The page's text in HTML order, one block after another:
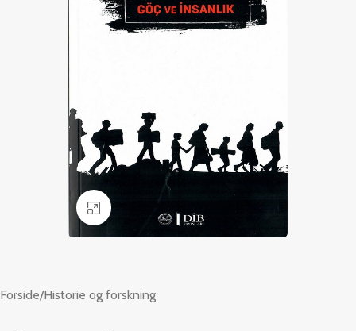
Forside/Historie og forskning